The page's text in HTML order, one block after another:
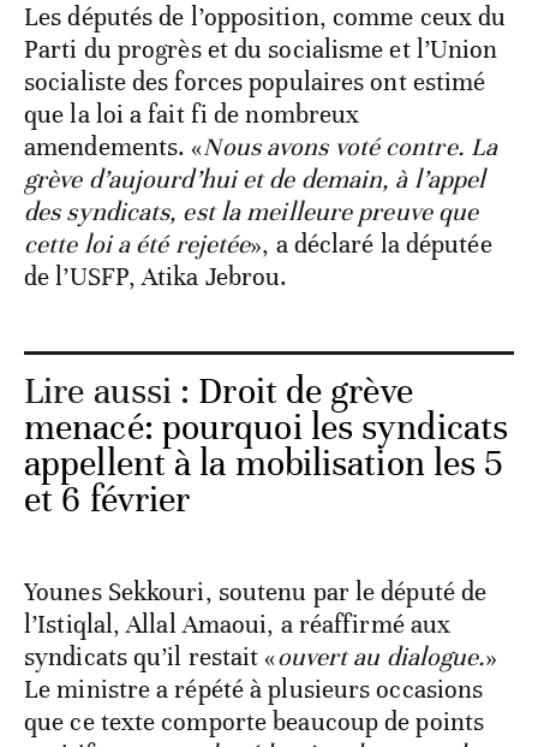
Les députés de l’opposition, comme ceux du
Parti du progrès et du socialisme et l’Union
socialiste des forces populaires ont estimé
que la loi a fait fi de nombreux
amendements. «Nous avons voté contre. La
grève d’aujourd’hui et de demain, à l’appel
des syndicats, est la meilleure preuve que
cette loi a été rejetée», a déclaré la députée
de l’USFP, Atika Jebrou.
Lire aussi : Droit de grève
menacé: pourquoi les syndicats
appellent à la mobilisation les 5
et 6 février
Younes Sekkouri, soutenu par le député de
l’Istiqlal, Allal Amaoui, a réaffirmé aux
syndicats qu’il restait «ouvert au dialogue.»
Le ministre a répété à plusieurs occasions
que ce texte comporte beaucoup de points